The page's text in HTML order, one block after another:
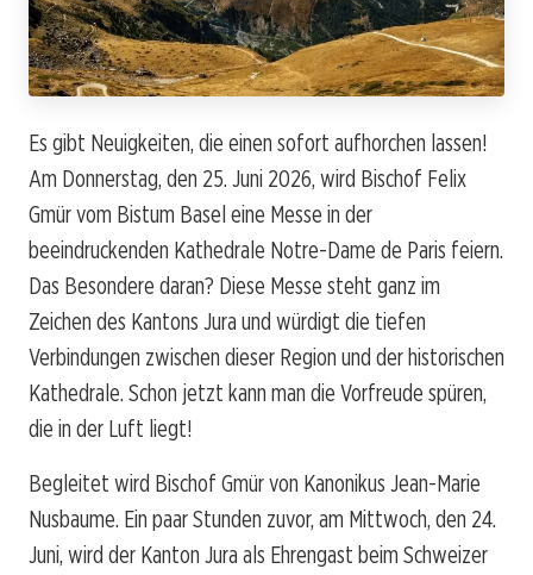
Es gibt Neuigkeiten, die einen sofort aufhorchen lassen!
Am Donnerstag, den 25. Juni 2026, wird Bischof Felix
Gmür vom Bistum Basel eine Messe in der
beeindruckenden Kathedrale Notre-Dame de Paris feiern.
Das Besondere daran? Diese Messe steht ganz im
Zeichen des Kantons Jura und würdigt die tiefen
Verbindungen zwischen dieser Region und der historischen
Kathedrale. Schon jetzt kann man die Vorfreude spüren,
die in der Luft liegt!
Begleitet wird Bischof Gmür von Kanonikus Jean-Marie
Nusbaume. Ein paar Stunden zuvor, am Mittwoch, den 24.
Juni, wird der Kanton Jura als Ehrengast beim Schweizer